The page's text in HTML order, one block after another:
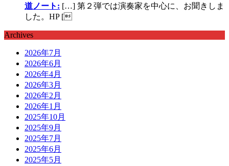
道ノート: […] 第２弾では演奏家を中心に、お聞きしま
した。HP [
Archives
2026年7月
2026年6月
2026年4月
2026年3月
2026年2月
2026年1月
2025年10月
2025年9月
2025年7月
2025年6月
2025年5月